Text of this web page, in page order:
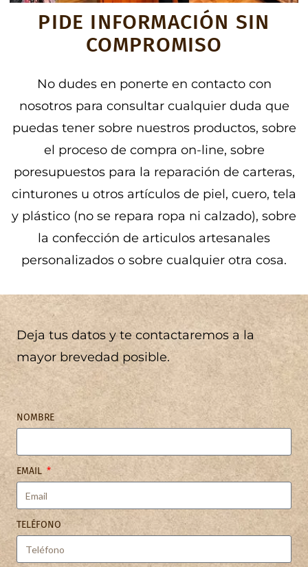
PIDE INFORMACIÓN SIN
COMPROMISO
No dudes en ponerte en contacto con
nosotros para consultar cualquier duda que
puedas tener sobre nuestros productos, sobre
el proceso de compra on-line, sobre
poresupuestos para la reparación de carteras,
cinturones u otros artículos de piel, cuero, tela
y plástico (no se repara ropa ni calzado), sobre
la confección de articulos artesanales
personalizados o sobre cualquier otra cosa.
Deja tus datos y te contactaremos a la
mayor brevedad posible.
NOMBRE
EMAIL
TELÉFONO